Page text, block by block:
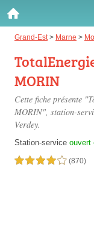
Grand-Est > Marne >
MORIN
Cette fiche présente
MORIN", station-
Verdey.
Station-service ouvert
4,0 étoiles sur 5 (870)
Gazole :
SP 98 :
Disponible
Disponible